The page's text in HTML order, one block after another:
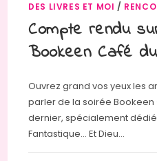
DES LIVRES ET MOI /
Compte rendu
Bookeen Café
Ouvrez grand vos yeux les
parler de la soirée Bookeen
dernier, spécialement
Fantastique... Et Dieu…